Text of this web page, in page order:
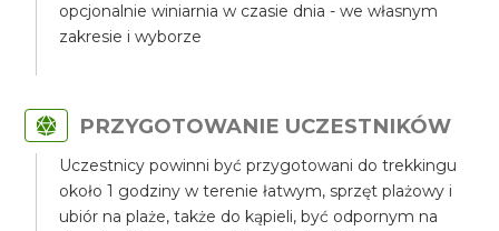
opcjonalnie winiarnia w czasie dnia - we własnym
zakresie i wyborze
PRZYGOTOWANIE UCZESTNIKÓW
Uczestnicy powinni być przygotowani do trekkingu
około 1 godziny w terenie łatwym, sprzęt plażowy i
ubiór na plaże, także do kąpieli, być odpornym na